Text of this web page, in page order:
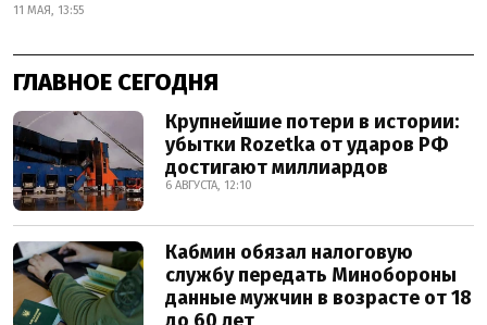
11 МАЯ, 13:55
ГЛАВНОЕ СЕГОДНЯ
Крупнейшие потери в истории:
убытки Rozetka от ударов РФ
достигают миллиардов
6 АВГУСТА, 12:10
Кабмин обязал налоговую
службу передать Минобороны
данные мужчин в возрасте от 18